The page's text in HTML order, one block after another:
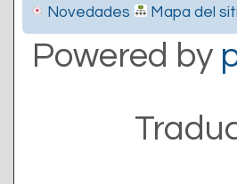
Novedades Mapa del
Powered by